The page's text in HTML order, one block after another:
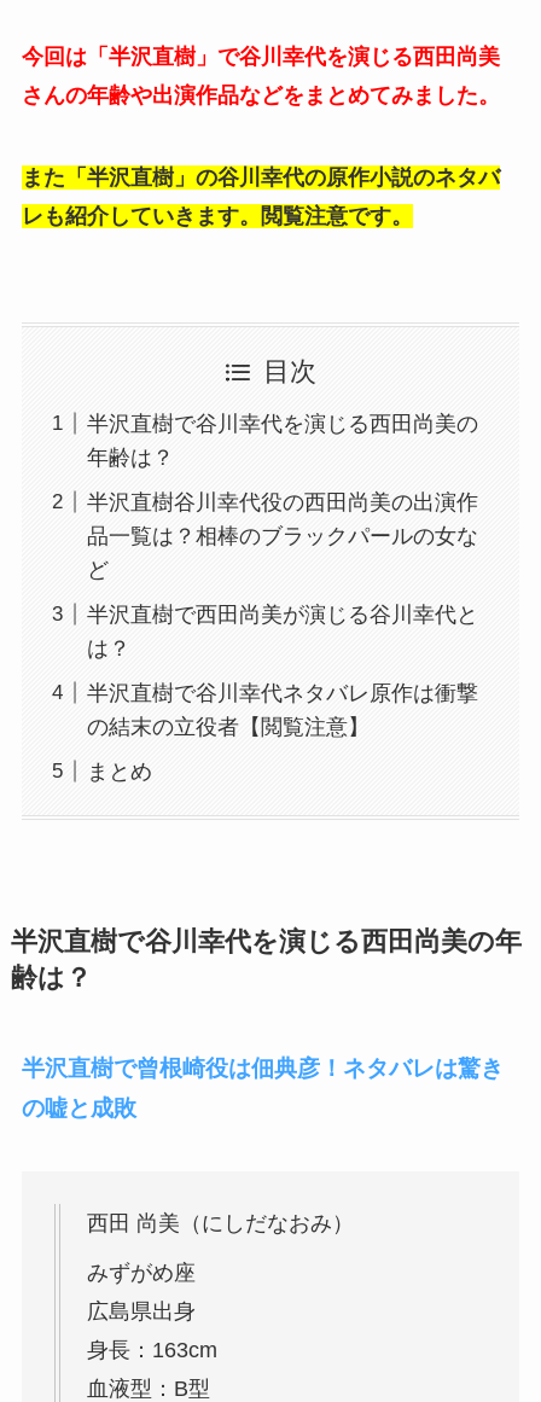
今回は「半沢直樹」で谷川幸代を演じる西田尚美
さんの年齢や出演作品などをまとめてみました。
また「半沢直樹」の谷川幸代の原作小説のネタバ
レも紹介していきます。閲覧注意です。
目次
半沢直樹で谷川幸代を演じる西田尚美の
年齢は？
半沢直樹谷川幸代役の西田尚美の出演作
品一覧は？相棒のブラックパールの女な
ど
半沢直樹で西田尚美が演じる谷川幸代と
は？
半沢直樹で谷川幸代ネタバレ原作は衝撃
の結末の立役者【閲覧注意】
まとめ
半沢直樹で谷川幸代を演じる西田尚美の年
齢は？
半沢直樹で曾根崎役は佃典彦！ネタバレは驚き
の嘘と成敗
西田 尚美（にしだなおみ）
みずがめ座
広島県出身
身長：163cm
血液型：B型